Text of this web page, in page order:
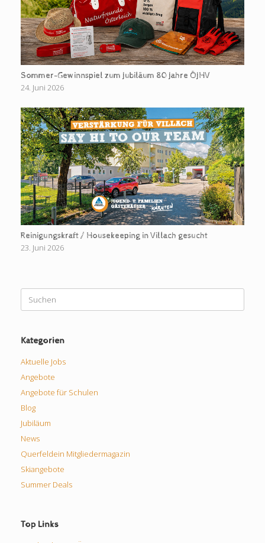
Sommer-Gewinnspiel zum Jubiläum 80 Jahre ÖJHV
24. Juni 2026
Reinigungskraft / Housekeeping in Villach gesucht
23. Juni 2026
nach:
Kategorien
Aktuelle Jobs
Angebote
Angebote für Schulen
Blog
Jubiläum
News
Querfeldein Mitgliedermagazin
Skiangebote
Summer Deals
Top Links